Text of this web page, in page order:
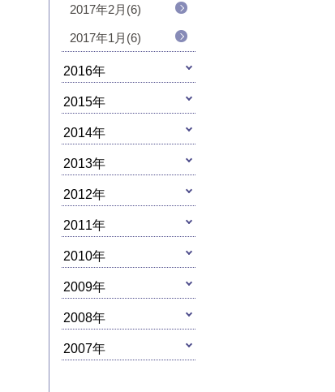
2017年2月(6)
2017年1月(6)
2016年
2015年
2014年
2013年
2012年
2011年
2010年
2009年
2008年
2007年